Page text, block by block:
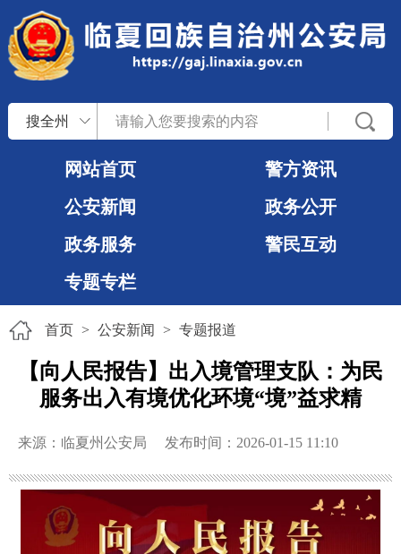
搜全州
网站首页
警方资讯
公安新闻
政务公开
政务服务
警民互动
专题专栏
首页 > 公安新闻 > 专题报道
【向人民报告】出入境管理支队：为民
服务出入有境优化环境“境”益求精
来源：临夏州公安局 发布时间：2026-01-15 11:10